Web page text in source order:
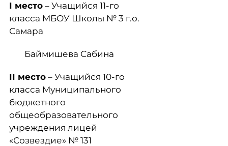
I место – Учащийся 11-го
класса МБОУ Школы № 3 г.о.
Самара
Баймишева Сабина
II место – Учащийся 10-го
класса Муниципального
бюджетного
общеобразовательного
учреждения лицей
«Созвездие» № 131